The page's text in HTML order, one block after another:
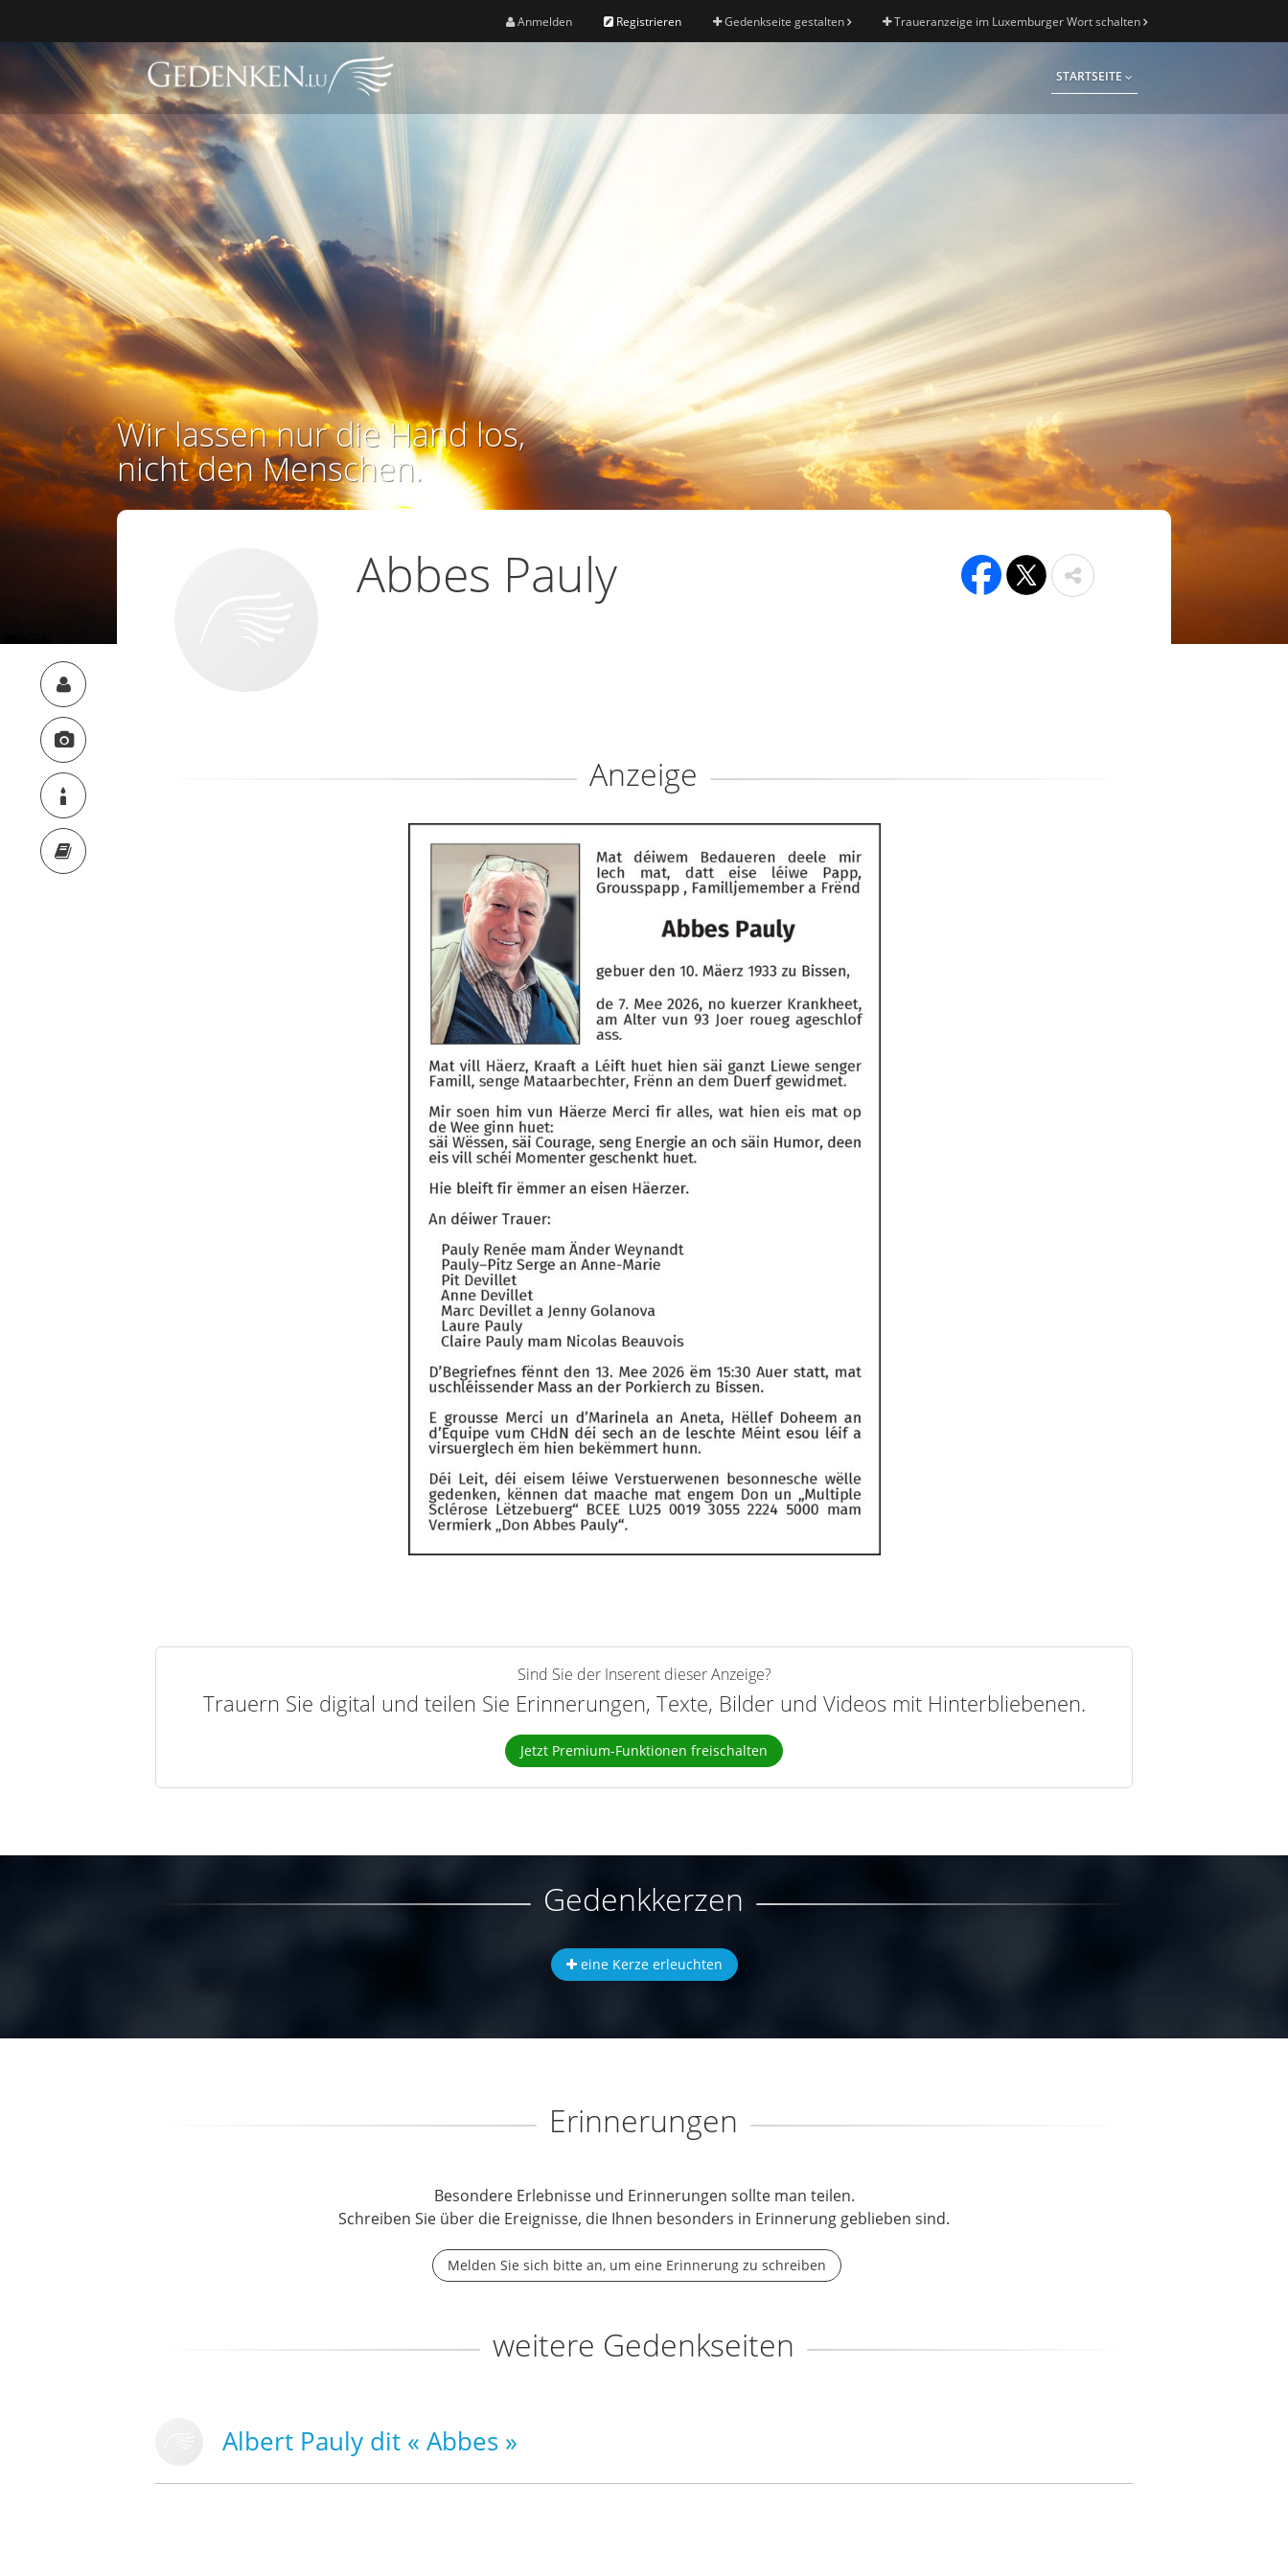
Anmelden Registrieren Gedenkseite gestalten Traueranzeige im Luxemburger Wort schalten
STARTSEITE
Wir lassen nur die Hand los,
nicht den Menschen.
Abbes Pauly
Anzeige
Sind Sie der Inserent dieser Anzeige?
Trauern Sie digital und teilen Sie Erinnerungen, Texte, Bilder und Videos mit Hinterbliebenen.
Jetzt Premium-Funktionen freischalten
Gedenkkerzen
eine Kerze erleuchten
Erinnerungen
Besondere Erlebnisse und Erinnerungen sollte man teilen.
Schreiben Sie über die Ereignisse, die Ihnen besonders in Erinnerung geblieben sind.
Melden Sie sich bitte an, um eine Erinnerung zu schreiben
weitere Gedenkseiten
Albert Pauly dit « Abbes »